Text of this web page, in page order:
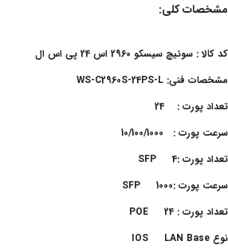
مشخصات کلی:
کد کالا : سوئیچ سیسکو 2960 اس 24 پی اس ال
مشخصات فنی: WS-C2960S-24PS-L
تعداد پورت : 24
سرعت پورت : 10/100/1000
تعداد پورت :SFP 4
سرعت پورت :SFP 1000
تعداد پورت : POE 24
نوع IOS LAN Base